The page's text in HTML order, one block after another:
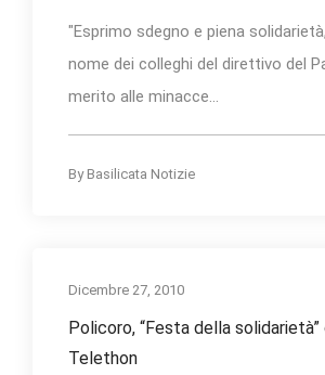
"Esprimo sdegno e piena
nome dei colleghi del direttivo del
merito alle minacce...
By Basilicata Notizie
Dicembre 27, 2010
Policoro, “Festa della solidarietà”
Telethon